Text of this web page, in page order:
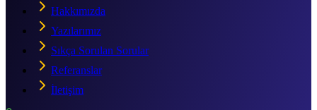
Hakkımızda
Yazılarımız
Sıkça Sorulan Sorular
Referanslar
İletişim